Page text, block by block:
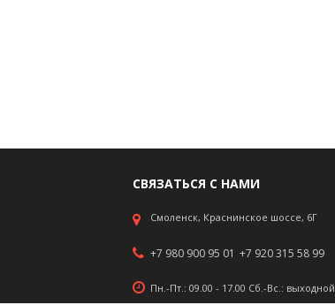
СВЯЗАТЬСЯ С НАМИ
Смоленск, Краснинское шоссе, 6Г
+7 980 900 95 01 +7 920 315 58 99
Пн.-Пт.: 09.00 - 17.00 Сб.-Вс.: выходной